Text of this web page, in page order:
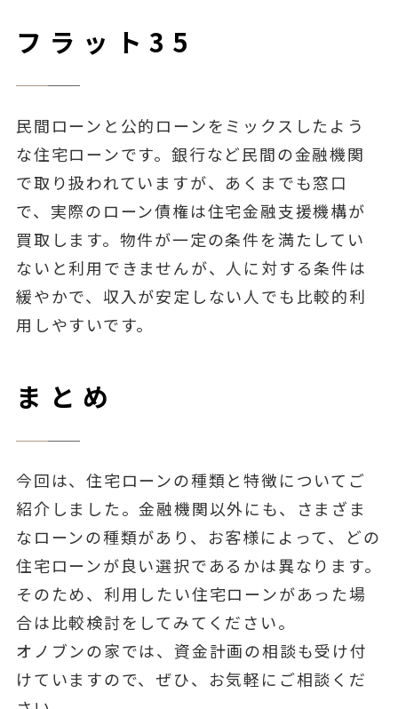
フラット35
民間ローンと公的ローンをミックスしたよう
な住宅ローンです。銀行など民間の金融機関
で取り扱われていますが、あくまでも窓口
で、実際のローン債権は住宅金融支援機構が
買取します。物件が一定の条件を満たしてい
ないと利用できませんが、人に対する条件は
緩やかで、収入が安定しない人でも比較的利
用しやすいです。
まとめ
今回は、住宅ローンの種類と特徴についてご
紹介しました。金融機関以外にも、さまざま
なローンの種類があり、お客様によって、どの
住宅ローンが良い選択であるかは異なります。
そのため、利用したい住宅ローンがあった場
合は比較検討をしてみてください。
オノブンの家では、資金計画の相談も受け付
けていますので、ぜひ、お気軽にご相談くだ